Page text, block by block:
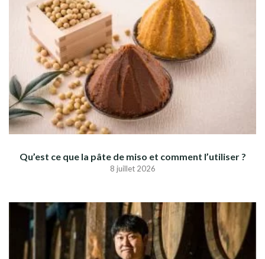
Qu’est ce que la pâte de miso et comment l’utiliser ?
8 juillet 2026